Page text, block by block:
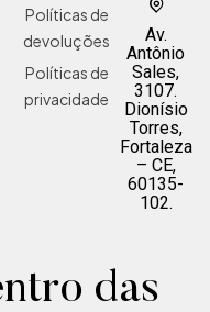
Políticas de
devoluções
Políticas de
privacidade
Av.
Antônio
Sales,
3107.
Dionísio
Torres,
Fortaleza
– CE,
60135-
102.
das